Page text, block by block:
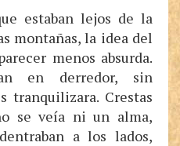
estaban lejos de la
montañas, la idea del
menos absurda.
en derredor, sin
tranquilizara. Crestas
se veía ni un alma,
a los lados,